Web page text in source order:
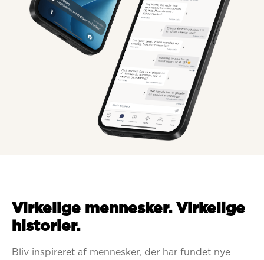
Virkelige mennesker. Virkelige
historier.
Bliv inspireret af mennesker, der har fundet nye